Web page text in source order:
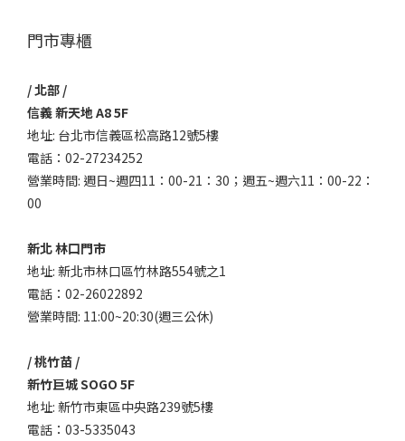
門市專櫃
/ 北部 /
信義 新天地 A8 5F
地址: 台北市信義區松高路12號5樓
電話：02-27234252
營業時間: 週日~週四11：00-21：30；週五~週六11：00-22：
00
新北 林口門市
地址: 新北市林口區竹林路554號之1
電話：02-26022892
營業時間: 11:00~20:30(週三公休)
/ 桃竹苗 /
新竹巨城 SOGO 5F
地址: 新竹市東區中央路239號5樓
電話：03-5335043